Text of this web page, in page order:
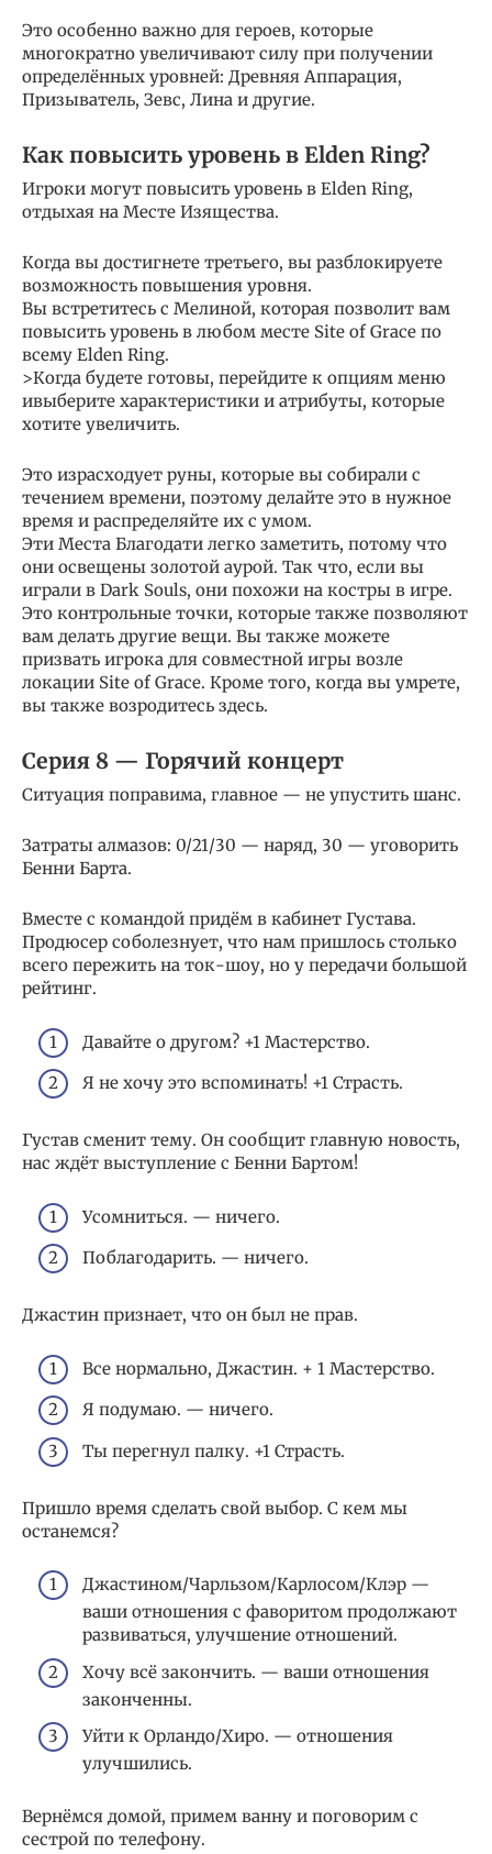
Это особенно важно для героев, которые
многократно увеличивают силу при получении
определённых уровней: Древняя Аппарация,
Призыватель, Зевс, Лина и другие.
Как повысить уровень в Elden Ring?
Игроки могут повысить уровень в Elden Ring,
отдыхая на Месте Изящества.
Когда вы достигнете третьего, вы разблокируете
возможность повышения уровня.
Вы встретитесь с Мелиной, которая позволит вам
повысить уровень в любом месте Site of Grace по
всему Elden Ring.
>Когда будете готовы, перейдите к опциям меню
ивыберите характеристики и атрибуты, которые
хотите увеличить.
Это израсходует руны, которые вы собирали с
течением времени, поэтому делайте это в нужное
время и распределяйте их с умом.
Эти Места Благодати легко заметить, потому что
они освещены золотой аурой. Так что, если вы
играли в Dark Souls, они похожи на костры в игре.
Это контрольные точки, которые также позволяют
вам делать другие вещи. Вы также можете
призвать игрока для совместной игры возле
локации Site of Grace. Кроме того, когда вы умрете,
вы также возродитесь здесь.
Серия 8 — Горячий концерт
Ситуация поправима, главное — не упустить шанс.
Затраты алмазов: 0/21/30 — наряд, 30 — уговорить
Бенни Барта.
Вместе с командой придём в кабинет Густава.
Продюсер соболезнует, что нам пришлось столько
всего пережить на ток-шоу, но у передачи большой
рейтинг.
Давайте о другом? +1 Мастерство.
Я не хочу это вспоминать! +1 Страсть.
Густав сменит тему. Он сообщит главную новость,
нас ждёт выступление с Бенни Бартом!
Усомниться. — ничего.
Поблагодарить. — ничего.
Джастин признает, что он был не прав.
Все нормально, Джастин. + 1 Мастерство.
Я подумаю. — ничего.
Ты перегнул палку. +1 Страсть.
Пришло время сделать свой выбор. С кем мы
останемся?
Джастином/Чарльзом/Карлосом/Клэр —
ваши отношения с фаворитом продолжают
развиваться, улучшение отношений.
Хочу всё закончить. — ваши отношения
законченны.
Уйти к Орландо/Хиро. — отношения
улучшились.
Вернёмся домой, примем ванну и поговорим с
сестрой по телефону.